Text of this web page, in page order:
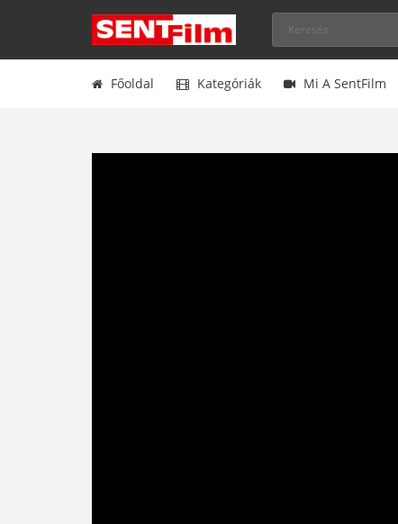
Főoldal Kategóriák Mi A SentFilm